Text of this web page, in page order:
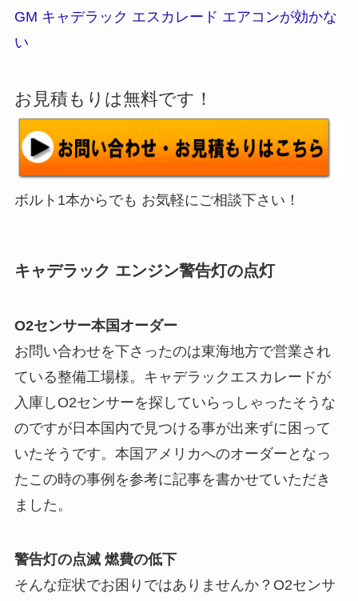
GM キャデラック エスカレード エアコンが効かな
い
お見積もりは無料です！
ボルト1本からでも お気軽にご相談下さい！
キャデラック エンジン警告灯の点灯
O2センサー本国オーダー
お問い合わせを下さったのは東海地方で営業され
ている整備工場様。キャデラックエスカレードが
入庫しO2センサーを探していらっしゃったそうな
のですが日本国内で見つける事が出来ずに困って
いたそうです。本国アメリカへのオーダーとなっ
たこの時の事例を参考に記事を書かせていただき
ました。
警告灯の点滅 燃費の低下
そんな症状でお困りではありませんか？O2センサ